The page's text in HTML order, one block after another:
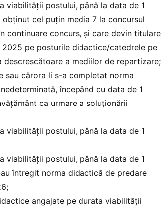
viabilităţii postului, până la data de 1
cel puțin media 7 la concursul
continuare concurs, și care devin titulare
pe posturile didactice/catedrele pe
descrescătoare a mediilor de repartizare;
sau cărora li s-a completat norma
începând cu data de 1
ca urmare a soluţionării
viabilităţii postului, până la data de 1
viabilităţii postului, până la data de 1
întregit norma didactică de predare
angajate pe durata viabilităţii